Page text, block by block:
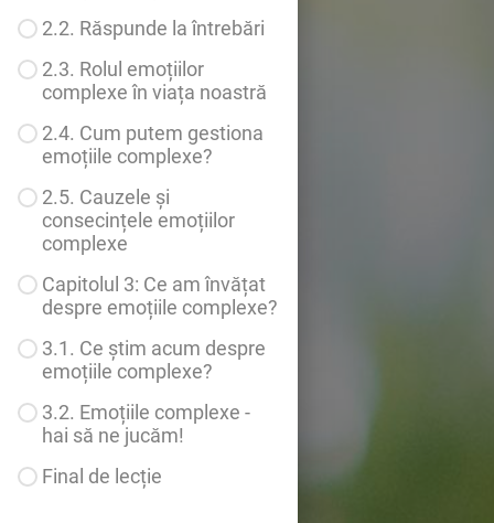
2.2. Răspunde la întrebări
2.3. Rolul emoțiilor
complexe în viața noastră
2.4. Cum putem gestiona
emoțiile complexe?
2.5. Cauzele și
consecințele emoțiilor
complexe
Capitolul 3: Ce am învățat
despre emoțiile complexe?
3.1. Ce știm acum despre
emoțiile complexe?
3.2. Emoțiile complexe -
hai să ne jucăm!
Final de lecție